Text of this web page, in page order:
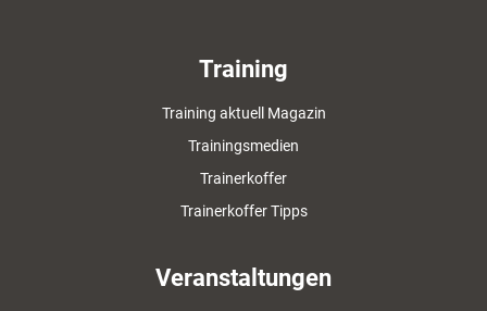
Training
Training aktuell Magazin
Trainingsmedien
Trainerkoffer
Trainerkoffer Tipps
Veranstaltungen